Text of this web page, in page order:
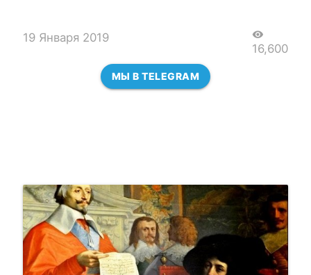
19 Января 2019 visibility
16,600
МЫ В TELEGRAM